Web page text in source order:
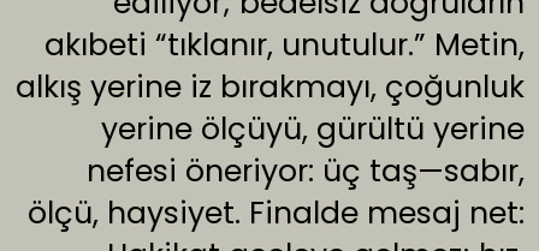
akıbeti “tıklanır, unutulur.” Metin,
alkış yerine iz bırakmayı, çoğunluk
yerine ölçüyü, gürültü yerine
nefesi öneriyor: üç taş—sabır,
ölçü, haysiyet. Finalde mesaj net: